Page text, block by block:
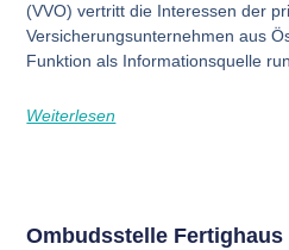
(VVO) vertritt die Interessen der
Versicherungsunternehmen aus
Funktion als Informationsquelle
Weiterlesen
Ombudsstelle Fertighaus